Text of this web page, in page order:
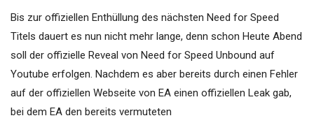
Bis zur offiziellen Enthüllung des nächsten Need for Speed
Titels dauert es nun nicht mehr lange, denn schon Heute Abend
soll der offizielle Reveal von Need for Speed Unbound auf
Youtube erfolgen. Nachdem es aber bereits durch einen Fehler
auf der offiziellen Webseite von EA einen offiziellen Leak gab,
bei dem EA den bereits vermuteten